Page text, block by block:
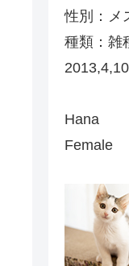
性別：メ
種類：雑
2013,4,10
Hana
Female